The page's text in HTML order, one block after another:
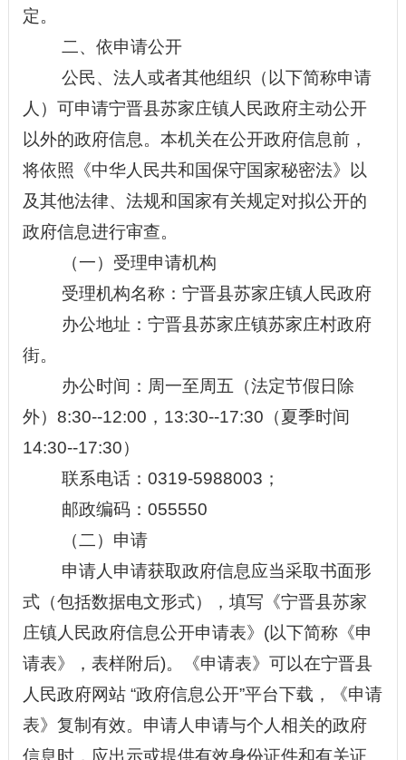
定。
二、依申请公开
公民、法人或者其他组织（以下简称申请
人）可申请宁晋县苏家庄镇人民政府主动公开
以外的政府信息。本机关在公开政府信息前，
将依照《中华人民共和国保守国家秘密法》以
及其他法律、法规和国家有关规定对拟公开的
政府信息进行审查。
（一）受理申请机构
受理机构名称： 宁晋县苏家庄镇人民政府
办公地址 ：宁晋县苏家庄镇苏家庄村政府
街。
办公时间：周一至周五（法定节假日除
外） 8:30--12:00，13:30--17:30（夏季时间
14:30--17:30）
联系电话： 0319-5988003；
邮政编码： 055550
（二）申请
申请人申请获取政府信息应当采取书面形
式（包括数据电文形式），填写《宁晋县苏家
庄镇人民政府信息公开申请表》 (以下简称《申
请表》，表样附后)。《申请表》可以在宁晋县
人民政府网站 “政府信息公开”平台下载，《申请
表》复制有效。申请人申请与个人相关的政府
信息时，应出示或提供有效身份证件和有关证